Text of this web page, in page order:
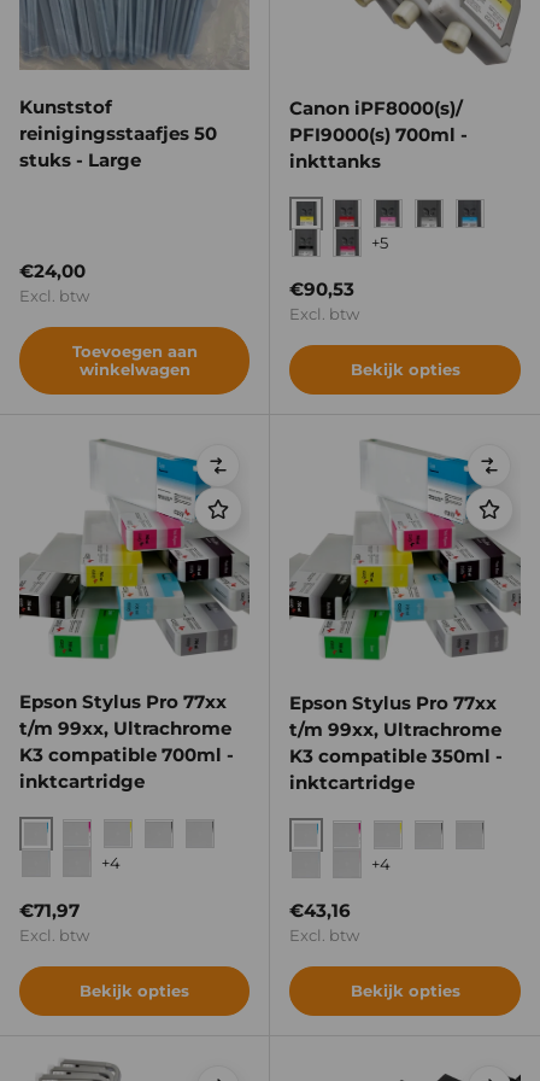
Kunststof
reinigingsstaafjes 50
stuks - Large
Reguliere prijs
€24,00
Excl. btw
Toevoegen aan
winkelwagen
Canon iPF8000(s)/
PFI9000(s) 700ml -
inkttanks
YellowRed Photo Magenta
Photo Grey
Photo
Matte Black
Magenta
+5
Reguliere prijs
€90,53
Excl. btw
Bekijk opties
Vergelijken
Epson Stylus Pro 77xx
t/m 99xx, Ultrachrome
K3 compatible 700ml -
inktcartridge
Cyan Vivid Magenta
YellowPhoto Black
Matte Black
Light CyanVivid Light Magenta
+4
Reguliere prijs
€71,97
Excl. btw
Bekijk opties
Epson Stylus Pro 77xx
t/m 99xx, Ultrachrome
K3 compatible 350ml -
inktcartridge
Cyan Vivid Magenta
YellowPhoto Black
Matte
Light CyanVivid Light Magenta
+4
Reguliere prijs
€43,16
Excl. btw
Bekijk opties